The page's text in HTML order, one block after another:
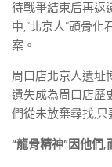
待戰爭結束后再返
中,“北京人”頭骨
案。
周口店北京人遺址
遺失成為周口店歷
們從未放棄尋找,只
“龍骨精神”因他們,